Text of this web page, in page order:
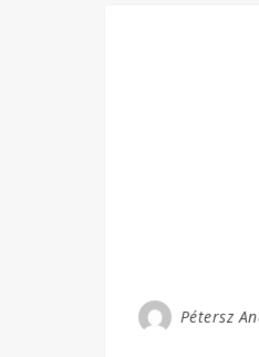
Pétersz